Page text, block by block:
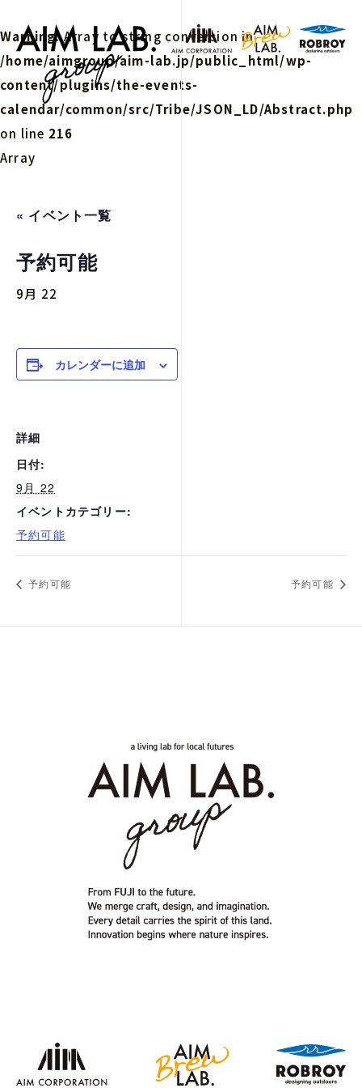
Warning: Array to string conversion in
/home/aimgroup/aim-lab.jp/public_html/wp-
content/plugins/the-events-
calendar/common/src/Tribe/JSON_LD/Abstract.php
on line 216
Array
« イベント一覧
予約可能
9月 22
カレンダーに追加
詳細
日付:
9月 22
イベントカテゴリー:
予約可能
予約可能 予約可能